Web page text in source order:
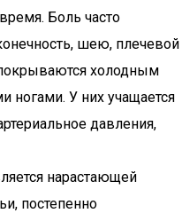
Боль часто
шею, плечевой
холодным
ногами. У них учащается
давления,
нарастающей
постепенно